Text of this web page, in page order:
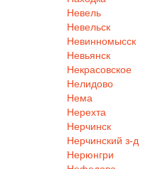
Невель
Невельск
Невинномысск
Невьянск
Некрасовское
Нелидово
Нема
Нерехта
Нерчинск
Нерчинский з-д
Нерюнгри